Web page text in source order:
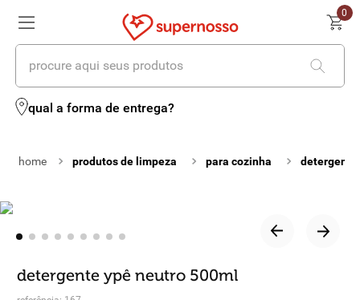
0
procure aqui seus produtos
qual a forma de entrega?
produtos de limpeza para cozinha
detergente ypê neutro 500ml
termos mais buscados
2º leite
º iogurte